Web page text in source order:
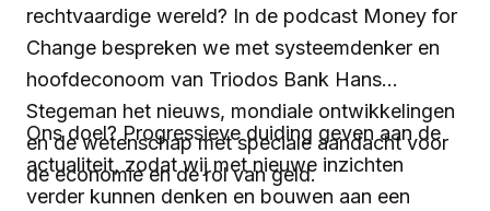
rechtvaardige wereld? In de podcast Money for
Change bespreken we met systeemdenker en
hoofdeconoom van Triodos Bank Hans
Stegeman het nieuws, mondiale ontwikkelingen
en de wetenschap met speciale aandacht voor
de economie en de rol van geld.
Ons doel? Progressieve duiding geven aan de
actualiteit, zodat wij met nieuwe inzichten
verder kunnen denken en bouwen aan een